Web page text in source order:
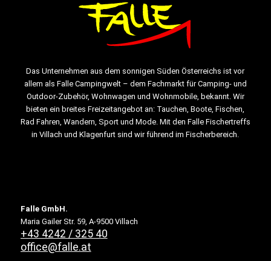
Das Unternehmen aus dem sonnigen Süden Österreichs ist vor
allem als Falle Campingwelt – dem Fachmarkt für Camping- und
Outdoor-Zubehör, Wohnwagen und Wohnmobile, bekannt. Wir
bieten ein breites Freizeitangebot an: Tauchen, Boote, Fischen,
Rad Fahren, Wandern, Sport und Mode. Mit den Falle Fischertreffs
in Villach und Klagenfurt sind wir führend im Fischerbereich.
Falle GmbH.
Maria Gailer Str. 59, A-9500 Villach
+43 4242 / 325 40
office@falle.at